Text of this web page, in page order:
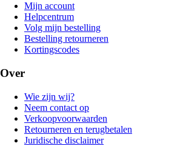
Mijn account
Helpcentrum
Volg mijn bestelling
Bestelling retourneren
Kortingscodes
Over
Wie zijn wij?
Neem contact op
Verkoopvoorwaarden
Retourneren en terugbetalen
Juridische disclaimer